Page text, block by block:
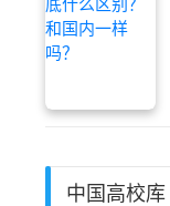
中国高校库